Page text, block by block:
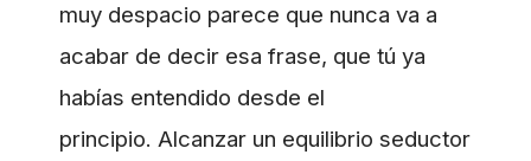
muy despacio parece que nunca va a
acabar de decir esa frase, que tú ya
habías entendido desde el
principio. Alcanzar un equilibrio seductor